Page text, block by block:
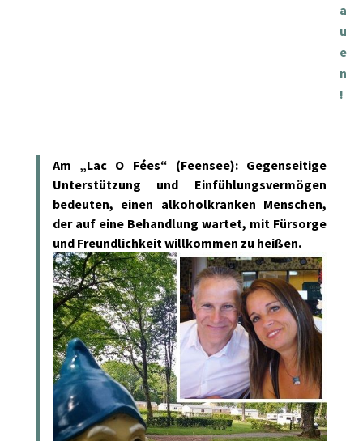
a
u
e
n
!
Am „Lac O Fées“ (Feensee): Gegenseitige
Unterstützung und Einfühlungsvermögen
bedeuten, einen alkoholkranken Menschen,
der auf eine Behandlung wartet, mit Fürsorge
und Freundlichkeit willkommen zu heißen.